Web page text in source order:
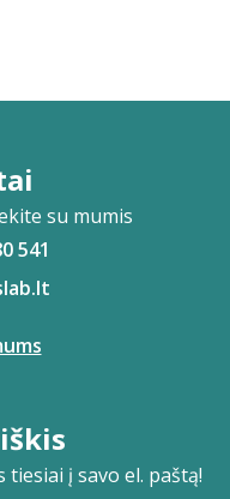
su mumis
541
į savo el. paštą!